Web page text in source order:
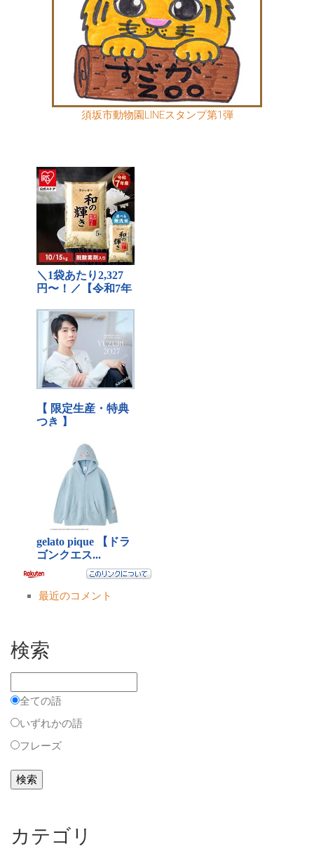
須坂市動物園LINEスタンプ第1弾
最近のコメント
検索
全ての語
いずれかの語
フレーズ
カテゴリ